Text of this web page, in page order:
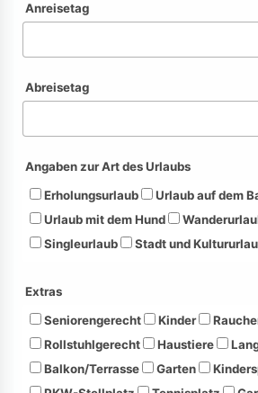
Anreisetag
Abreisetag
Angaben zur Art des Urlaubs
Erholungsurlaub
Urlaub auf dem
Urlaub mit dem Hund
Singleurlaub
Stadt und
Extras
Seniorengerecht
Kinder
Rollstuhlgerecht
Haustiere
Balkon/Terrasse
Garten